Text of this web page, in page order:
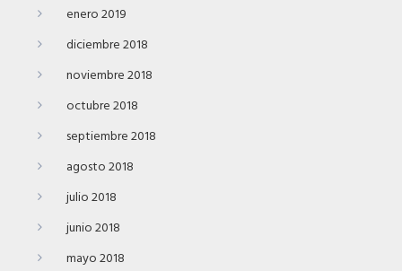
enero 2019
diciembre 2018
noviembre 2018
octubre 2018
septiembre 2018
agosto 2018
julio 2018
junio 2018
mayo 2018